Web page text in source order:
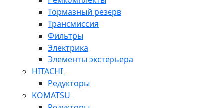
Тормазный резерв
Трансмиссия
Фильтры
Электрика
Элементы экстерьера
HITACHI
Редукторы
KOMATSU